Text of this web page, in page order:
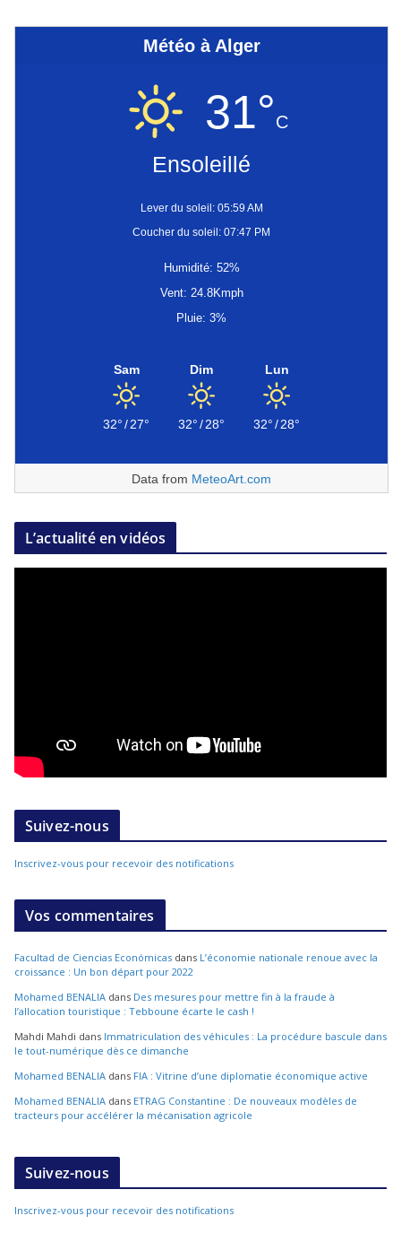
Météo à Alger
31°C
Ensoleillé
Lever du soleil: 05:59 AM
Coucher du soleil: 07:47 PM
Humidité: 52%
Vent: 24.8Kmph
Pluie: 3%
Sam
32°/27°
Dim
32°/28°
Lun
32°/28°
Data from MeteoArt.com
L’actualité en vidéos
Suivez-nous
Inscrivez-vous pour recevoir des notifications
Vos commentaires
Facultad de Ciencias Económicas dans L’économie nationale renoue avec la
croissance : Un bon départ pour 2022
Mohamed BENALIA dans Des mesures pour mettre fin à la fraude à
l’allocation touristique : Tebboune écarte le cash !
Mahdi Mahdi dans Immatriculation des véhicules : La procédure bascule dans
le tout-numérique dès ce dimanche
Mohamed BENALIA dans FIA : Vitrine d’une diplomatie économique active
Mohamed BENALIA dans ETRAG Constantine : De nouveaux modèles de
tracteurs pour accélérer la mécanisation agricole
Suivez-nous
Inscrivez-vous pour recevoir des notifications